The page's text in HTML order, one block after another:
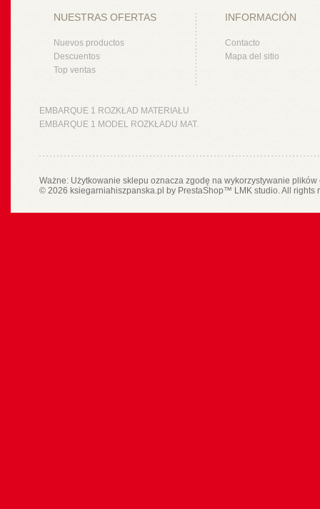
NUESTRAS OFERTAS
Nuevos productos
Descuentos
Top ventas
INFORMACIÓN
Contacto
Mapa del sitio
EMBARQUE 1 ROZKŁAD MATERIAŁU
EMBARQUE 1 MODEL ROZKŁADU MAT.
Ważne: Użytkowanie sklepu oznacza zgodę na wykorzystywanie
© 2026 ksiegarniahiszpanska.pl by PrestaShop™ LMK studio. All rights